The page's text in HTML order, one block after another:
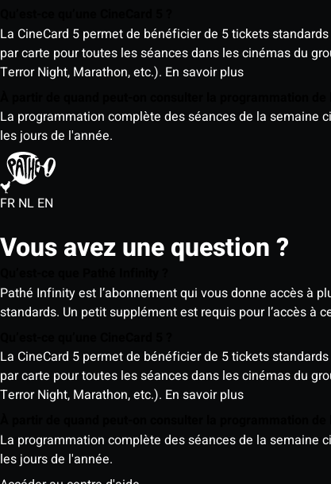
La CineCard 5 permet de bénéficier de 5 tickets
par carte pour toutes les séances dans les cinémas du
Terror Night, Marathon, etc.). En savoir plus
La programmation complète des séances de la semaine
les jours de l'année.
FR NL EN
Vous avez une question ?
Pathé Infinity est l’abonnement qui vous donne accès à
standards. Un petit supplément est requis pour l’accès à
La CineCard 5 permet de bénéficier de 5 tickets
par carte pour toutes les séances dans les cinémas du
Terror Night, Marathon, etc.). En savoir plus
La programmation complète des séances de la semaine
les jours de l'année.